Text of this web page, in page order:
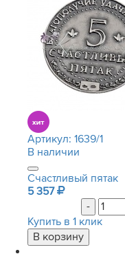
Артикул: 1639/1
В наличии
Счастливый пятак
5 357
-
Купить в 1 клик